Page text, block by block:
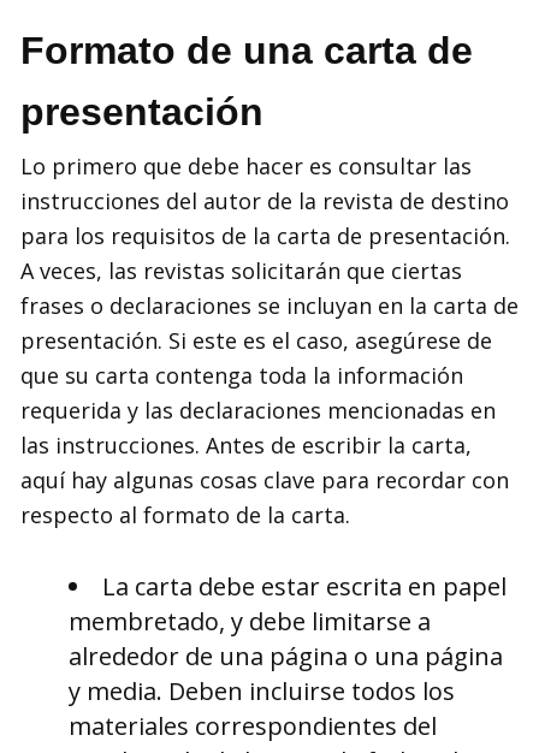
Formato de una carta de
presentación
Lo primero que debe hacer es consultar las
instrucciones del autor de la revista de destino
para los requisitos de la carta de presentación.
A veces, las revistas solicitarán que ciertas
frases o declaraciones se incluyan en la carta de
presentación. Si este es el caso, asegúrese de
que su carta contenga toda la información
requerida y las declaraciones mencionadas en
las instrucciones. Antes de escribir la carta,
aquí hay algunas cosas clave para recordar con
respecto al formato de la carta.
La carta debe estar escrita en papel
membretado, y debe limitarse a
alrededor de una página o una página
y media. Deben incluirse todos los
materiales correspondientes del